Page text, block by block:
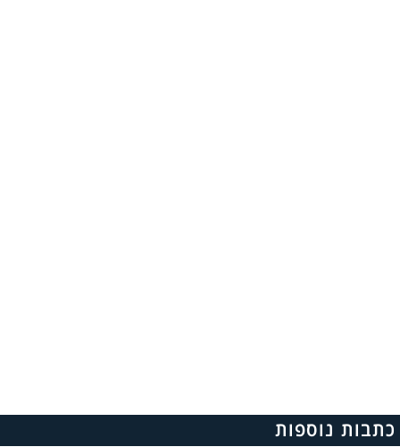
כתבות נוספות